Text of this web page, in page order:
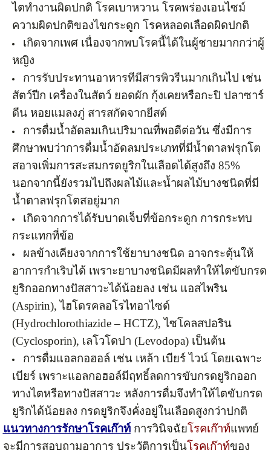
ไตทำงานผิดปกติ โรคเบาหวาน โรคพร่องเอนไซม์
ความผิดปกติของไขกระดูก โรคหลอดเลือดผิดปกติ
เกิดจากเพศ เนื่องจากพบโรคนี้ได้ในผู้ชายมากกว่าผู้
หญิง
การรับประทานอาหารทีมีสารพิวรีนมากเกินไป เช่น
สัตว์ปีก เครื่องในสัตว์ ยอดผัก กุ้งเคยหรือกะปิ ปลาซาร์
ดีน หอยแมลงภู่ สารสกัดจากยีสต์
การดื่มน้ำอัดลมเกินปริมาณที่พอดีต่อวัน ซึ่งมีการ
ศึกษาพบว่าการดื่มน้ำอัดลมประเภทที่มีน้ำตาลฟรุกโต
สอาจเพิ่มการสะสมกรดยูริกในเลือดได้สูงถึง 85%
นอกจากนี้ยังรวมไปถึงผลไม้และน้ำผลไม้บางชนิดที่มี
น้ำตาลฟรุกโตสอยู่มาก
เกิดจากการได้รับบาดเจ็บที่ข้อกระดูก การกระทบ
กระแทกที่ข้อ
ผลข้างเคียงจากการใช้ยาบางชนิด อาจกระตุ้นให้
อาการกำเริบได้ เพราะยาบางชนิดมีผลทำให้ไตขับกรด
ยูริกออกทางปัสสาวะได้น้อยลง เช่น แอสไพริน
(Aspirin), ไฮโดรคลอโรไทอาไซด์
(Hydrochlorothiazide – HCTZ), ไซโคลสปอริน
(Cyclosporin), เลโวโดปา (Levodopa) เป็นต้น
การดื่มแอลกอฮอล์ เช่น เหล้า เบียร์ ไวน์ โดยเฉพาะ
เบียร์ เพราะแอลกอฮอล์มีฤทธิ์ลดการขับกรดยูริกออก
ทางไตหรือทางปัสสาวะ หลังการดื่มจึงทำให้ไตขับกรด
ยูริกได้น้อยลง กรดยูริกจึงคั่งอยู่ในเลือดสูงกว่าปกติ
แนวทางการรักษาโรคเก๊าท์การวินิจฉัยโรคเก๊าท์แพทย์
จะมีการสอบถามอาการ ประวัติการเป็นโรคเก๊าท์ของ